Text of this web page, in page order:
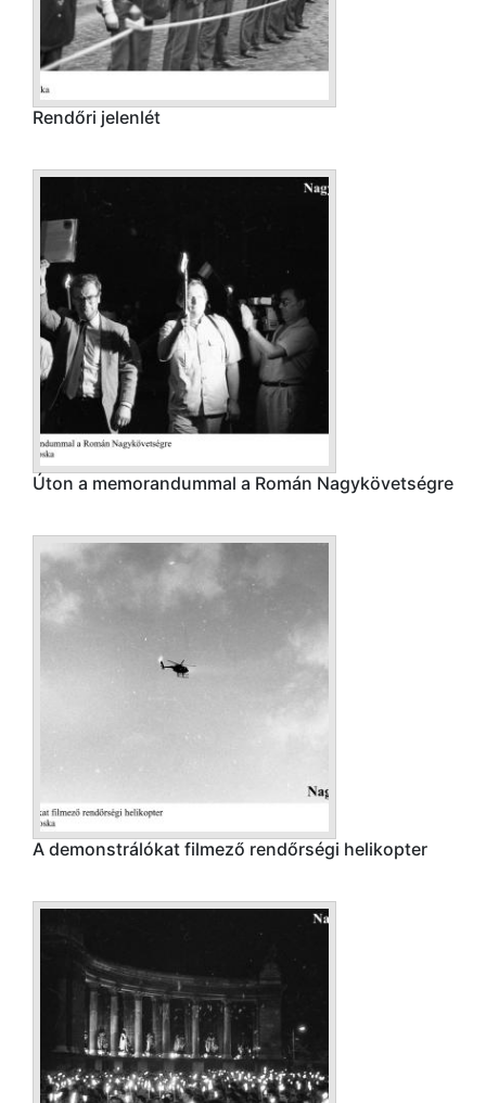
Rendőri jelenlét
Úton a memorandummal a Román Nagykövetségre
A demonstrálókat filmező rendőrségi helikopter